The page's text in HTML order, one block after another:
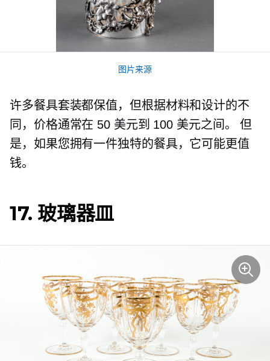
图片来源
许多餐具套装都保值，但根据材料和设计的不
同，价格通常在 50 美元到 100 美元之间。 但
是，如果您拥有一件独特的餐具，它可能更值
钱。
17. 玻璃器皿